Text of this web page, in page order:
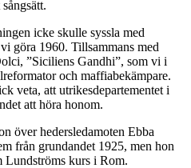
icke skulle syssla med
göra 1960. Tillsammans med
”Siciliens Gandhi”, som vi i
och maffiabekämpare.
veta, att utrikesdepartementet i
att höra honom.
över hedersledamoten Ebba
från grundandet 1925, men hon
Lundströms kurs i Rom.